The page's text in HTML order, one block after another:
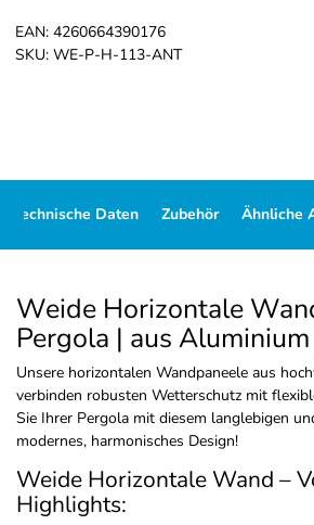
EAN: 4260664390176
SKU: WE-P-H-113-ANT
Technische Daten Zubehör Ähnliche
Weide Horizontale
Pergola | aus
Unsere horizontalen Wandpaneele aus
verbinden robusten Wetterschutz mit
Sie Ihrer Pergola mit diesem langlebigen
modernes, harmonisches Design!
Weide Horizontale Wand –
Highlights: